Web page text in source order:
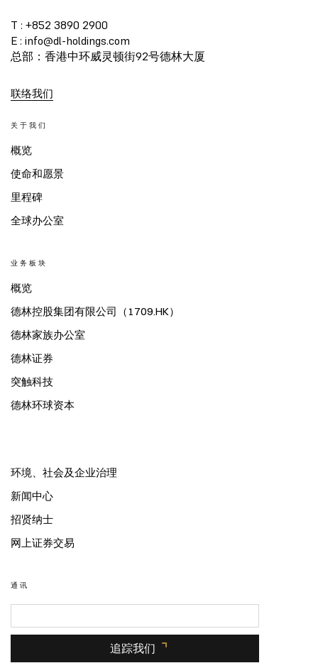
T : +852 3890 2900
E : info@dl-holdings.com
总部：香港中环威灵顿街92号德林大厦
联络我们
关于我们
概览
使命和愿景
里程碑
全球办公室
业务板块
概览
德林控股集团有限公司（1709.HK）
德林家族办公室
德林证券
突触科技
德林环球资本
环境、社会及企业治理
新闻中心
招贤纳士
网上证券交易
通讯
追踪我们